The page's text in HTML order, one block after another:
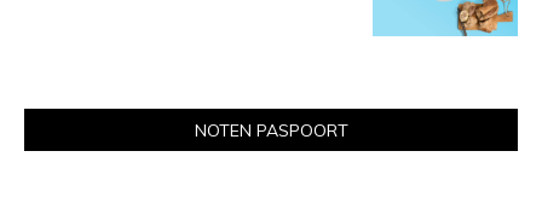
NOTEN PASPOORT